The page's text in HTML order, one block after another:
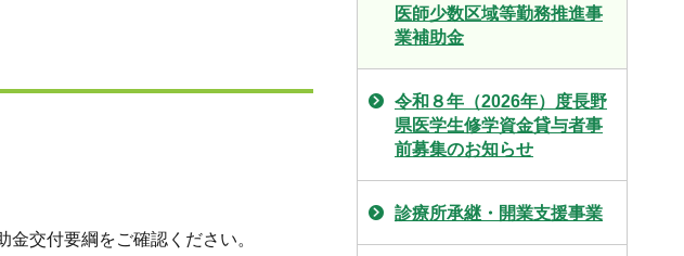
交付要綱をご確認ください。
医師少数区域等勤務推進事
業補助金
令和８年（2026年）度長野
県医学生修学資金貸与者事
前募集のお知らせ
診療所承継・開業支援事業